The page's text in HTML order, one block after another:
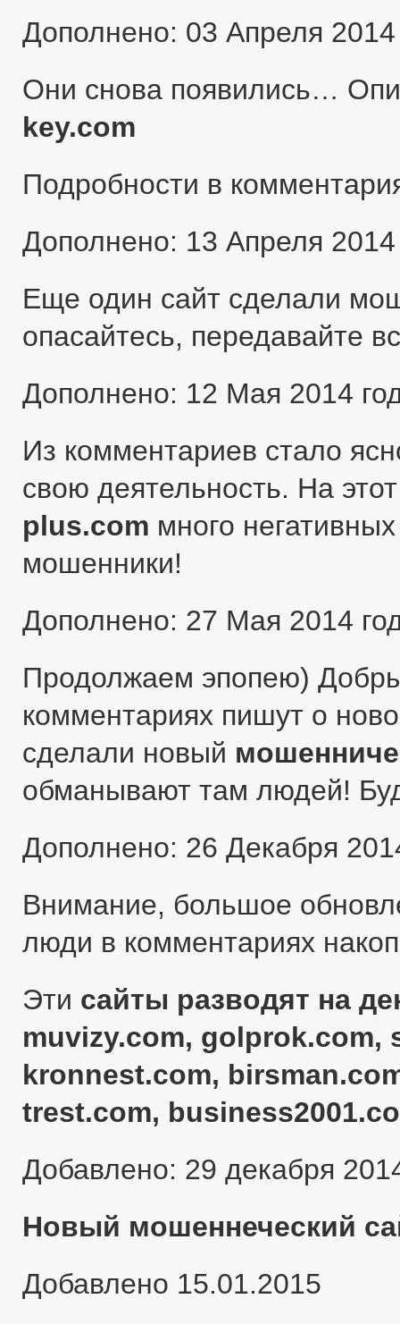
Дополнено: 03 Апреля 2014
Они снова появились…
key.com
Подробности в
Дополнено: 13 Апреля 2014
Еще один сайт сделали
опасайтесь, передавайте
Дополнено: 12 Мая 2014
Из комментариев стало
свою деятельность. На
plus.com много
мошенники!
Дополнено: 27 Мая 2014
Продолжаем эпопею)
комментариях пишут о
сделали новый
обманывают там людей!
Дополнено: 26 Декабря
Внимание, большое
люди в комментариях
Эти сайты разводят на
muvizy.com, golprok.com,
kronnest.com,
trest.com,
Добавлено: 29 декабря
Новый мошеннеческий
Добавлено 15.01.2015